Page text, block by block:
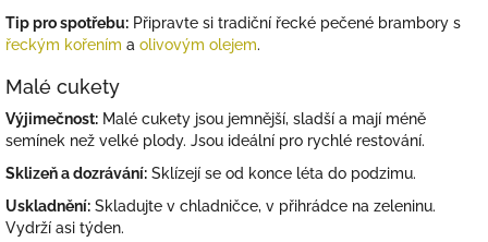
Tip pro spotřebu: Připravte si tradiční řecké pečené brambory s
řeckým kořením a olivovým olejem.
Malé cukety
Výjimečnost: Malé cukety jsou jemnější, sladší a mají méně
semínek než velké plody. Jsou ideální pro rychlé restování.
Sklizeň a dozrávání: Sklízejí se od konce léta do podzimu.
Uskladnění: Skladujte v chladničce, v přihrádce na zeleninu.
Vydrží asi týden.